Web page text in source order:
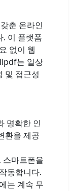
춘 온라인
이 플랫폼
없이 웹
는 일상
및 접근성
명확한 인
환을 제공
스마트폰을
동합니다.
는 계속 무